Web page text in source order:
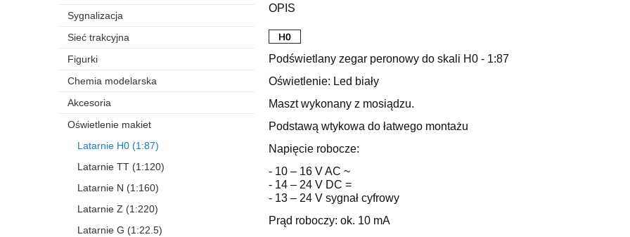
Sygnalizacja
Sieć trakcyjna
Figurki
Chemia modelarska
Akcesoria
Oświetlenie makiet
Latarnie H0 (1:87)
Latarnie TT (1:120)
Latarnie N (1:160)
Latarnie Z (1:220)
Latarnie G (1:22.5)
OPIS
Podświetlany zegar peronowy do skali H0 - 1:87
Oświetlenie: Led biały
Maszt wykonany z mosiądzu.
Podstawą wtykowa do łatwego montażu
Napięcie robocze:
- 10 – 16 V AC ~
- 14 – 24 V DC =
- 13 – 24 V sygnał cyfrowy
Prąd roboczy: ok. 10 mA